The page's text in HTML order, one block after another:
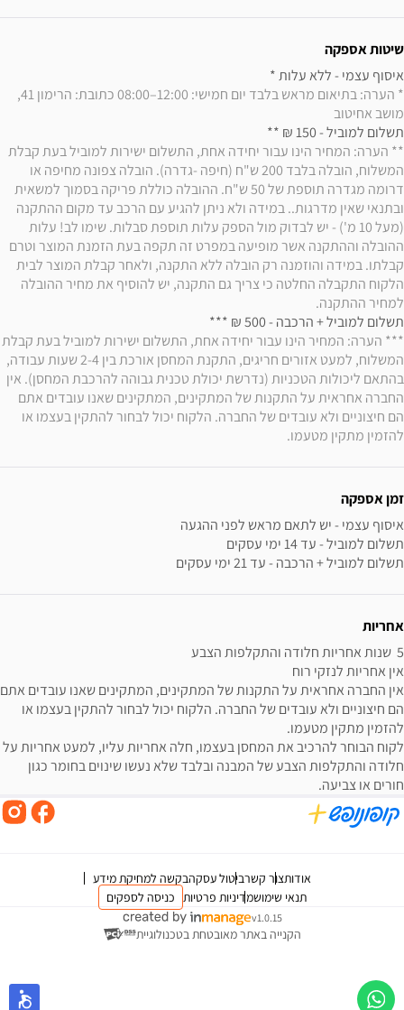
שיטות אספקה
איסוף עצמי - ללא עלות *
מושב אחיטוב
תשלום למוביל - 150 ₪ **
למחיר ההתקנה.
תשלום למוביל + הרכבה - 500 ₪ ***
להזמין מתקין מטעמו.
זמן אספקה
תשלום למוביל + הרכבה - עד 21 ימי עסקים
אחריות
חורים או צביעה.
אודותצור קשרביטול עסקהבקשה למחיקת מידע
תנאי שימושמדיניות פרטיות כניסה לספקים
v1.0.15
הקנייה באתר מאובטחת בטכנולוגיית